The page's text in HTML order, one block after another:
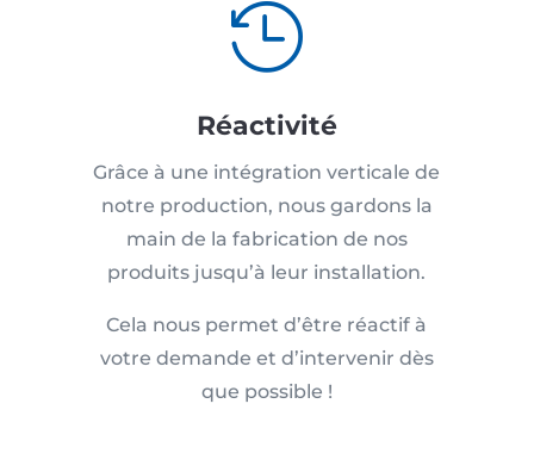

Réactivité
Grâce à une intégration verticale de
notre production, nous gardons la
main de la fabrication de nos
produits jusqu’à leur installation.
Cela nous permet d’être réactif à
votre demande et d’intervenir dès
que possible !